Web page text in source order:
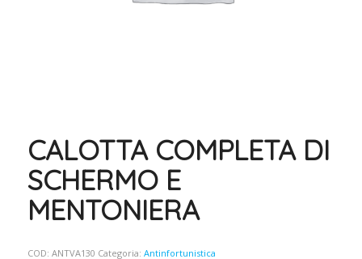
CALOTTA COMPLETA DI
SCHERMO E
MENTONIERA
COD: ANTVA130 Categoria: Antinfortunistica